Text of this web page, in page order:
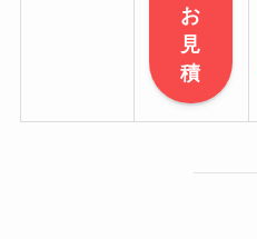
お
見
積